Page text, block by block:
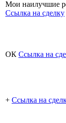
Мои наилучшие
Ссылка на сделку
ОК Ссылка на
+ Ссылка на